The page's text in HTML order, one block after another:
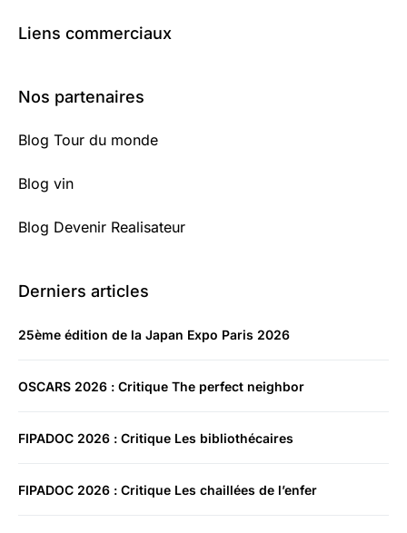
Liens commerciaux
Nos partenaires
Blog Tour du monde
Blog vin
Blog Devenir Realisateur
Derniers articles
25ème édition de la Japan Expo Paris 2026
OSCARS 2026 : Critique The perfect neighbor
FIPADOC 2026 : Critique Les bibliothécaires
FIPADOC 2026 : Critique Les chaillées de l’enfer